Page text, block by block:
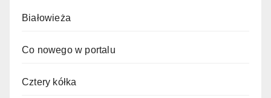
Białowieża
Co nowego w portalu
Cztery kółka